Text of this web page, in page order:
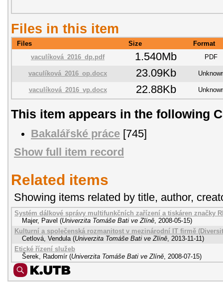
Files in this item
Files Size
Format
vaculíková_2016_dp.pdf
1.540Mb PDF
vaculíková_2016_op.docx 23.09Kb
vaculíková_2016_vp.docx 22.88Kb
This item appears in the following
Bakalářské práce [745]
Show full item record
Related items
Showing items related by title, author,
Systém dálkové správy multifunkčních zařízení a tiskáren značky
Majer, Pavel (Univerzita Tomáše Bati ve Zlíně, 2008-05-15)
Kulturní a společenská rozmanitost v mezinárodní IT firmě
Cetlová, Vendula (Univerzita Tomáše Bati ve Zlíně, 2013-11-11)
Etické řízení služeb
Šerek, Radomír (Univerzita Tomáše Bati ve Zlíně, 2008-07-15)